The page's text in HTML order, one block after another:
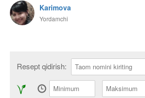
Karimova
Yordamchi
Resept qidirish: